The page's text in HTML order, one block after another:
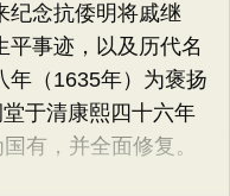
念抗倭明将戚继
平事迹，以及历代名
年（1635年）为褒扬
于清康熙四十六年
有，并全面修复。